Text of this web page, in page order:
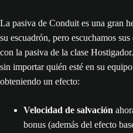
La pasiva de Conduit es una gran
su escuadrón, pero escuchamos
con la pasiva de la clase
sin importar quién esté en su
obteniendo un efecto:
Velocidad de salvación
bonus (además del efecto